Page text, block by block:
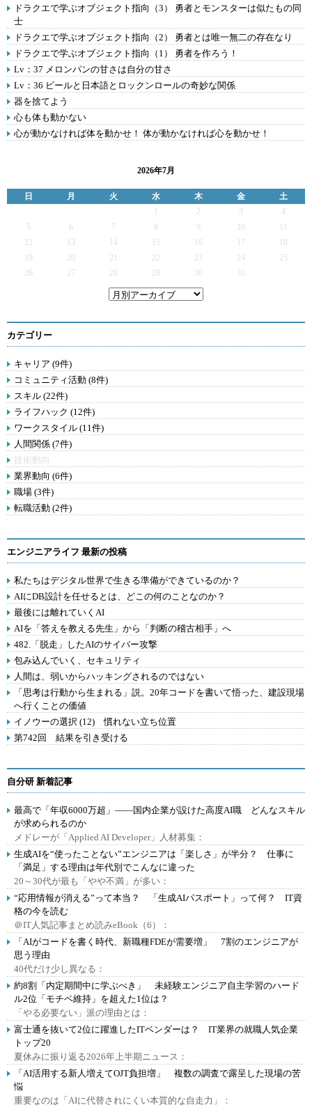
ドラクエで学ぶオブジェクト指向（3） 勇者とモンスターは似たもの同
士
ドラクエで学ぶオブジェクト指向（2） 勇者とは唯一無二の存在なり
ドラクエで学ぶオブジェクト指向（1） 勇者を作ろう！
Lv：37 メロンパンの甘さは自分の甘さ
Lv：36 ビールと日本語とロックンロールの奇妙な関係
器を捨てよう
心も体も動かない
心が動かなければ体を動かせ！ 体が動かなければ心を動かせ！
2026年7月
日 月 火 水 木 金
土
2 3
4
5
6 7 9
12
13 14 15 16 17
19
20 21 22 23 24
25
26
27 28 29 30 31
カテゴリー
キャリア (9件)
コミュニティ活動 (8件)
スキル (22件)
ライフハック (12件)
ワークスタイル (11件)
人間関係 (7件)
技術動向
業界動向 (6件)
職場 (3件)
転職活動 (2件)
エンジニアライフ 最新の投稿
私たちはデジタル世界で生きる準備ができているのか？
AIにDB設計を任せるとは、どこの何のことなのか？
最後には離れていくAI
AIを「答えを教える先生」から「判断の稽古相手」へ
482.「脱走」したAIのサイバー攻撃
包み込んでいく、セキュリティ
人間は、弱いからハッキングされるのではない
「思考は行動から生まれる」説。20年コードを書いて悟った、建設現場
へ行くことの価値
イノウーの選択 (12) 慣れない立ち位置
第742回 結果を引き受ける
自分研 新着記事
最高で「年収6000万超」――国内企業が設けた高度AI職 どんなスキル
が求められるのか
メドレーが「Applied AI Developer」人材募集：
生成AIを“使ったことない”エンジニアは「楽しさ」が半分？ 仕事に
「満足」する理由は年代別でこんなに違った
20～30代が最も「やや不満」が多い：
“応用情報が消える”って本当？ 「生成AIパスポート」って何？ IT資
格の今を読む
＠IT人気記事まとめ読みeBook（6）：
「AIがコードを書く時代、新職種FDEが需要増」 7割のエンジニアが
思う理由
40代だけ少し異なる：
約8割「内定期間中に学ぶべき」 未経験エンジニア自主学習のハード
ル2位「モチベ維持」を超えた1位は？
「やる必要ない」派の理由とは：
富士通を抜いて2位に躍進したITベンダーは？ IT業界の就職人気企業
トップ20
夏休みに振り返る2026年上半期ニュース：
「AI活用する新人増えてOJT負担増」 複数の調査で露呈した現場の苦
悩
重要なのは「AIに代替されにくい本質的な自走力」：